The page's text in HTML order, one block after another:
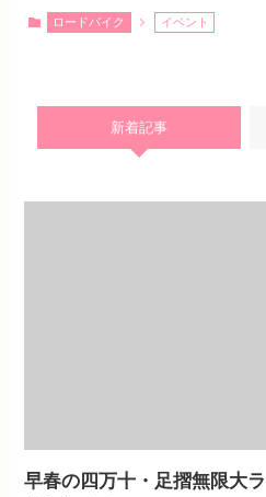
ロードバイク イベント
新着記事
早春の四万十・足摺無限大